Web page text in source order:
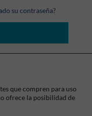
su contraseña?
que compren para uso
ofrece la posibilidad de